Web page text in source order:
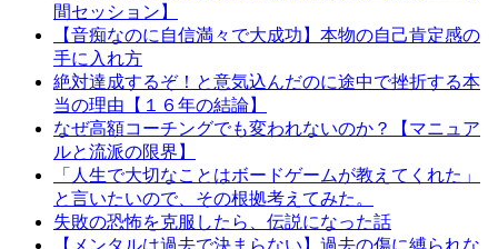
間セッション】
【音痴なのに自信満々で大成功】本物の自己肯定感の
手に入れ方
絶対達成するぞ！と意気込んだのに途中で挫折する本
当の理由【１６年の結論】
なぜ高額コーチングでも変われないのか？【マニュア
ルと流派の限界】
「人生で大切なことはボードゲームが教えてくれた」
と言いたいので、その根拠考えてみた。
失敗の恐怖を克服したら、伝説になった話
【メンタルは過去で決まらない】過去の傷に縛られな